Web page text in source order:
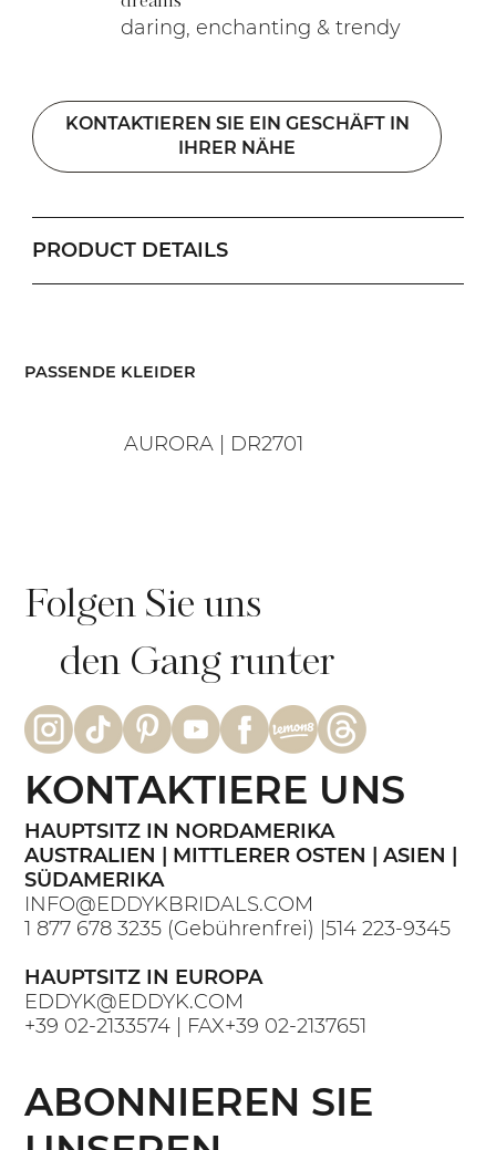
daring, enchanting & trendy
KONTAKTIEREN SIE EIN GESCHÄFT IN
IHRER NÄHE
PRODUCT DETAILS
​PASSENDE KLEIDER
AURORA | DR2701
Folgen Sie uns
den Gang runter
HAUPTSITZ IN NORDAMERIKA
AUSTRALIEN | MITTLERER OSTEN | ASIEN |
SÜDAMERIKA
INFO@EDDYKBRIDALS.COM
1 877 678 3235 (Gebührenfrei) |514 223-9345
HAUPTSITZ IN EUROPA
EDDYK@EDDYK.COM
+39 02-2133574 | FAX+39 02-2137651
KONTAKTIERE UNS
ABONNIEREN SIE